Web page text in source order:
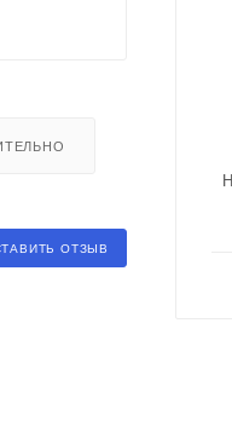
ОТЗЫВ